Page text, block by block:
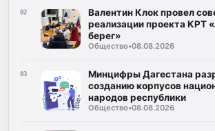
02
Валентин Клок провел
реализации проекта КРТ
берег»
Общество•08.08.2026
03
Минцифры Дагестана
созданию корпусов
народов республики
Общество•08.08.2026